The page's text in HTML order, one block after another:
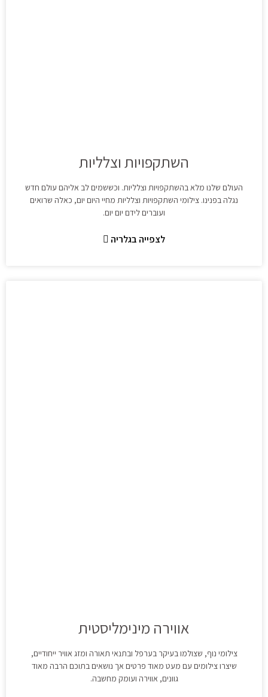
השתקפויות וצלליות
העולם שלנו מלא בהשתקפויות וצלליות. וכששמים לב אליהם עולם חדש
נגלה בפנינו. צילומי השתקפויות וצלליות מחיי היום יום, כאלה שרואים
ועוברים לידם יום יום.
לצפייה בגלריה
אווירה מינימליסטית
צילומי נוף, שצולמו בעיקר בערפל ובתנאי תאורה ומזג אוויר ייחודיים,
שיצרו צילומים עם מעט מאוד פרטים אך נושאים בתוכם הרבה מאוד
גוונים, אווירה ועומק מחשבה.